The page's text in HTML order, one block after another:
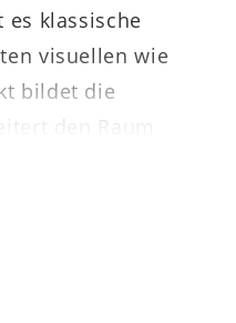
klassische
visuellen wie
bildet die
den Raum
mit der